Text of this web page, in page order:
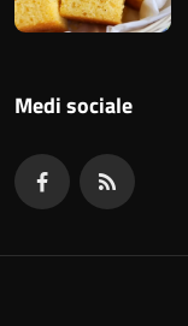
Medi sociale